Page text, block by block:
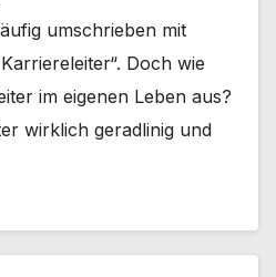
umschrieben mit
Doch wie
im eigenen Leben aus?
wirklich geradlinig und